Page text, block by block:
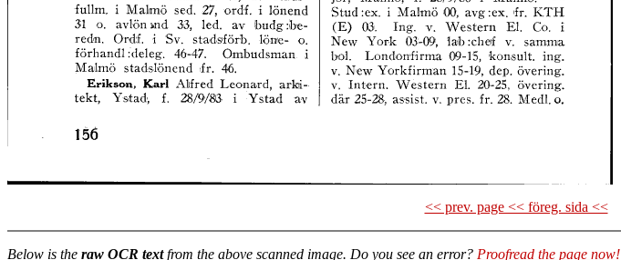
<< prev. page << föreg. sida <<
Below is the raw OCR textfrom the above scanned image. Do you see an error? Proofread the page now!